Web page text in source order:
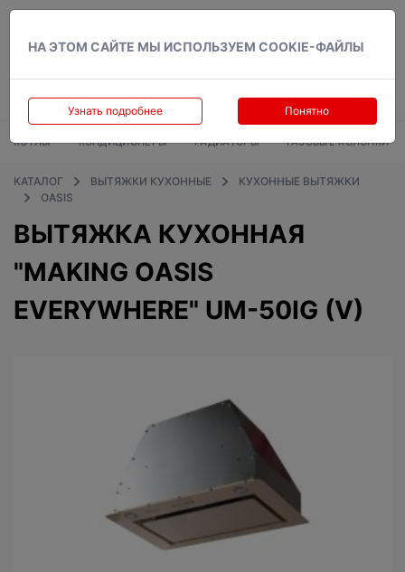
НА ЭТОМ САЙТЕ МЫ ИСПОЛЬЗУЕМ COOKIE-ФАЙЛЫ
Узнать подробнее Понятно
КОТЛЫ КОНДИЦИОНЕРЫ РАДИАТОРЫ ГАЗОВЫЕ КОЛОНКИ
КАТАЛОГ ВЫТЯЖКИ КУХОННЫЕ
КУХОННЫЕ ВЫТЯЖКИ
OASIS
ВЫТЯЖКА КУХОННАЯ
"MAKING ОASIS
EVERYWHERE" UM-50IG (V)